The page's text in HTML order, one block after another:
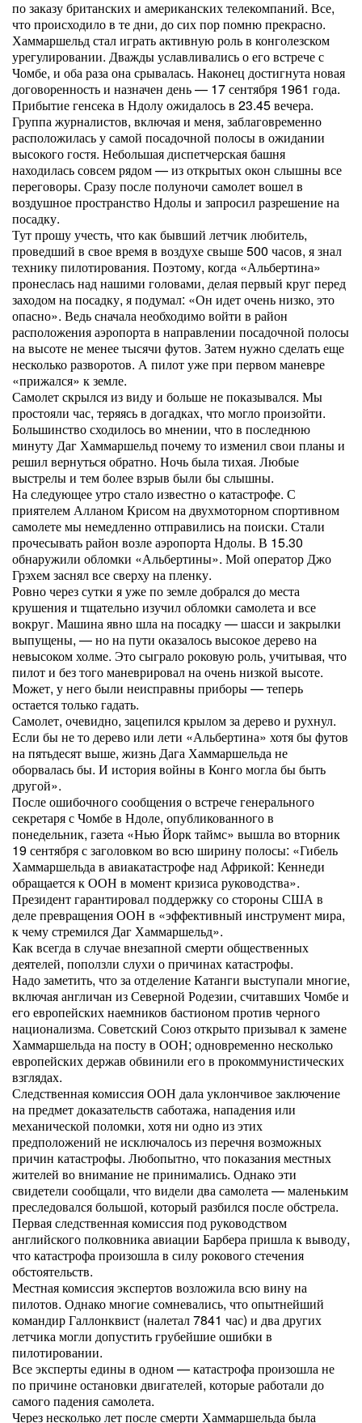
по заказу британских и американских телекомпаний. Все,
что происходило в те дни, до сих пор помню прекрасно.
Хаммаршельд стал играть активную роль в конголезском
урегулировании. Дважды уславливались о его встрече с
Чомбе, и оба раза она срывалась. Наконец достигнута новая
договоренность и назначен день — 17 сентября 1961 года.
Прибытие генсека в Ндолу ожидалось в 23.45 вечера.
Группа журналистов, включая и меня, заблаговременно
расположилась у самой посадочной полосы в ожидании
высокого гостя. Небольшая диспетчерская башня
находилась совсем рядом — из открытых окон слышны все
переговоры. Сразу после полуночи самолет вошел в
воздушное пространство Ндолы и запросил разрешение на
посадку.
Тут прошу учесть, что как бывший летчик любитель,
проведший в свое время в воздухе свыше 500 часов, я знал
технику пилотирования. Поэтому, когда «Альбертина»
пронеслась над нашими головами, делая первый круг перед
заходом на посадку, я подумал: «Он идет очень низко, это
опасно». Ведь сначала необходимо войти в район
расположения аэропорта в направлении посадочной полосы
на высоте не менее тысячи футов. Затем нужно сделать еще
несколько разворотов. А пилот уже при первом маневре
«прижался» к земле.
Самолет скрылся из виду и больше не показывался. Мы
простояли час, теряясь в догадках, что могло произойти.
Большинство сходилось во мнении, что в последнюю
минуту Даг Хаммаршельд почему то изменил свои планы и
решил вернуться обратно. Ночь была тихая. Любые
выстрелы и тем более взрыв были бы слышны.
На следующее утро стало известно о катастрофе. С
приятелем Алланом Крисом на двухмоторном спортивном
самолете мы немедленно отправились на поиски. Стали
прочесывать район возле аэропорта Ндолы. В 15.30
обнаружили обломки «Альбертины». Мой оператор Джо
Грэхем заснял все сверху на пленку.
Ровно через сутки я уже по земле добрался до места
крушения и тщательно изучил обломки самолета и все
вокруг. Машина явно шла на посадку — шасси и закрылки
выпущены, — но на пути оказалось высокое дерево на
невысоком холме. Это сыграло роковую роль, учитывая, что
пилот и без того маневрировал на очень низкой высоте.
Может, у него были неисправны приборы — теперь
остается только гадать.
Самолет, очевидно, зацепился крылом за дерево и рухнул.
Если бы не то дерево или лети «Альбертина» хотя бы футов
на пятьдесят выше, жизнь Дага Хаммаршельда не
оборвалась бы. И история войны в Конго могла бы быть
другой».
После ошибочного сообщения о встрече генерального
секретаря с Чомбе в Ндоле, опубликованного в
понедельник, газета «Нью Йорк таймс» вышла во вторник
19 сентября с заголовком во всю ширину полосы: «Гибель
Хаммаршельда в авиакатастрофе над Африкой: Кеннеди
обращается к ООН в момент кризиса руководства».
Президент гарантировал поддержку со стороны США в
деле превращения ООН в «эффективный инструмент мира,
к чему стремился Даг Хаммаршельд».
Как всегда в случае внезапной смерти общественных
деятелей, поползли слухи о причинах катастрофы.
Надо заметить, что за отделение Катанги выступали многие,
включая англичан из Северной Родезии, считавших Чомбе и
его европейских наемников бастионом против черного
национализма. Советский Союз открыто призывал к замене
Хаммаршельда на посту в ООН; одновременно несколько
европейских держав обвинили его в прокоммунистических
взглядах.
Следственная комиссия ООН дала уклончивое заключение
на предмет доказательств саботажа, нападения или
механической поломки, хотя ни одно из этих
предположений не исключалось из перечня возможных
причин катастрофы. Любопытно, что показания местных
жителей во внимание не принимались. Однако эти
свидетели сообщали, что видели два самолета — маленьким
преследовался большой, который разбился после обстрела.
Первая следственная комиссия под руководством
английского полковника авиации Барбера пришла к выводу,
что катастрофа произошла в силу рокового стечения
обстоятельств.
Местная комиссия экспертов возложила всю вину на
пилотов. Однако многие сомневались, что опытнейший
командир Галлонквист (налетал 7841 час) и два других
летчика могли допустить грубейшие ошибки в
пилотировании.
Все эксперты едины в одном — катастрофа произошла не
по причине остановки двигателей, которые работали до
самого падения самолета.
Через несколько лет после смерти Хаммаршельда была